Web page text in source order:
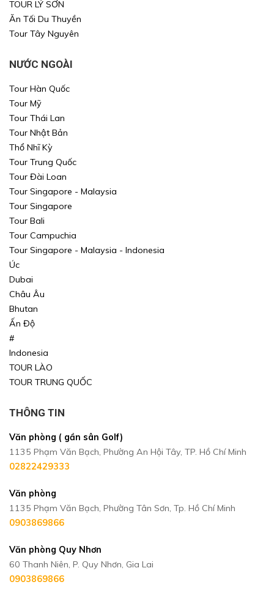
Xin mời Quý khách chọn thông tin cần tìm kiếm
Chọn nơi đi
Chọn nơi đến
Xin mời Quý khách chọn thông tin cần tìm kiếm
Chọn nơi đi
Chọn nơi đến
Xin mời Quý khách chọn thông tin cần tìm kiếm
Xin mời Quý khách chọn thông tin cần tìm kiếm
Chọn khu vực
Chọn loại
Khoảng giá
TOUR LÝ SƠN
Ăn Tối Du Thuyền
Tour Tây Nguyên
NƯỚC NGOÀI
Tour Hàn Quốc
Tour Mỹ
Tour Thái Lan
Tour Nhật Bản
Thổ Nhĩ Kỳ
Tour Trung Quốc
Tour Đài Loan
Tour Singapore - Malaysia
Tour Singapore
Tour Bali
Tour Campuchia
Tour Singapore - Malaysia - Indonesia
Úc
Dubai
Châu Âu
Bhutan
Ấn Độ
#
Indonesia
TOUR LÀO
TOUR TRUNG QUỐC
THÔNG TIN
Văn phòng ( gần sân Golf)
1135 Phạm Văn Bạch, Phường An Hội Tây, TP. Hồ Chí Minh
02822429333
Văn phòng
1135 Phạm Văn Bạch, Phường Tân Sơn, Tp. Hồ Chí Minh
0903869866
Văn phòng Quy Nhơn
60 Thanh Niên, P. Quy Nhơn, Gia Lai
0903869866